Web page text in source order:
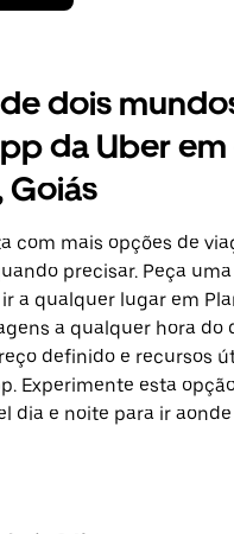
dois
da Uber em
Goiás
com mais opções de
precisar. Peça
a qualquer lugar em
a qualquer hora do
definido e recursos
Experimente esta
dia e noite para ir